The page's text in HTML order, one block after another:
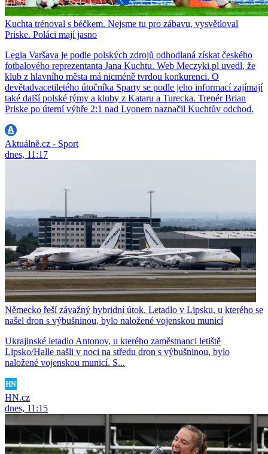
Kuchta trénoval s béčkem. Nejsme tu pro zábavu, vysvětloval
Priske. Poláci mají jasno
Legia Varšava je podle polských zdrojů odhodlaná získat českého
fotbalového reprezentanta Jana Kuchtu. Web Meczyki.pl uvedl, že
klub z hlavního města má nicméně tvrdou konkurenci. O
devětadvacetiletého útočníka Sparty se podle jeho informací zajímají
také další polské týmy a kluby z Kataru a Turecka. Trenér Brian
Priske po úterní výhře 2:1 nad Lyonem naznačil Kuchtův odchod.
Aktuálně.cz - Sport
dnes, 11:17
Německo řeší závažný hybridní útok. Letadlo v Lipsku, u kterého se
našel dron s výbušninou, bylo naložené vojenskou municí
Ukrajinské letadlo Antonov, u kterého zaměstnanci letiště
Lipsko/Halle našli v noci na středu dron s výbušninou, bylo
naložené vojenskou municí. S...
HN.cz
dnes, 11:15